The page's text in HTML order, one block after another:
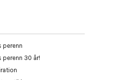
perenn
perenn 30 år!